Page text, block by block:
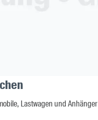
Lastwagen und Anhänger